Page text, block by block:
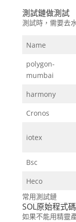
測試鏈做測試
測試時，需要去
Name
polygon-
mumbai
harmony
Cronos
iotex
Bsc
Heco
常用測試鏈
SOL原始程式碼
如果不能用精靈